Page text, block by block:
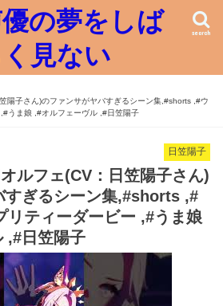
の夢をしば
見ない
search
陽子さん)のファンサがヤバすぎるシーン集,#shorts ,#ウ
うま娘 ,#オルフェーヴル ,#日笠陽子
日笠陽子
ルフェ(CV：日笠陽子さん)
すぎるシーン集,#shorts ,#
リティーダービー ,#うま娘
,#日笠陽子